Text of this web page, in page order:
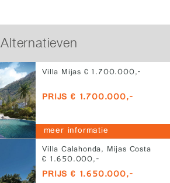
Alternatieven
Villa Mijas € 1.700.000,-
PRIJS € 1.700.000,-
meer informatie
Villa Calahonda, Mijas Costa
€ 1.650.000,-
PRIJS € 1.650.000,-